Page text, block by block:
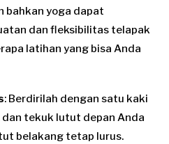
bahkan yoga dapat
dan fleksibilitas telapak
latihan yang bisa Anda
: Berdirilah dengan satu kaki
dan tekuk lutut depan Anda
belakang tetap lurus.